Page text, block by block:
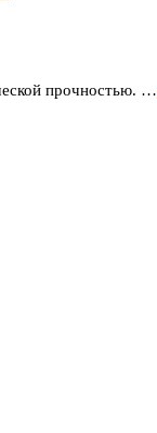
прочностью. …